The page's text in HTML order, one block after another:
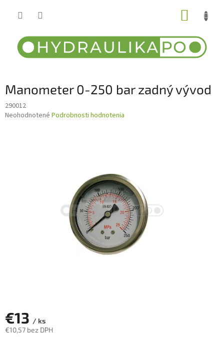
Manometer 0-250 bar zadný vývod
290012
Priemerné
Neohodnotené Podrobnosti hodnotenia
€13 / ks
€10,57 bez DPH